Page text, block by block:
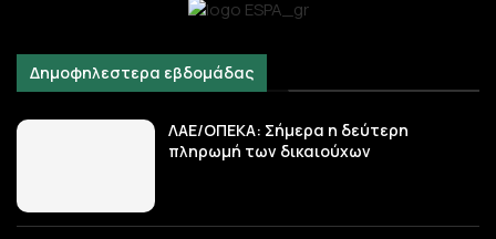
Δημοφηλεστερα εβδομάδας
ΛΑΕ/ΟΠΕΚΑ: Σήμερα η δεύτερη
πληρωμή των δικαιούχων